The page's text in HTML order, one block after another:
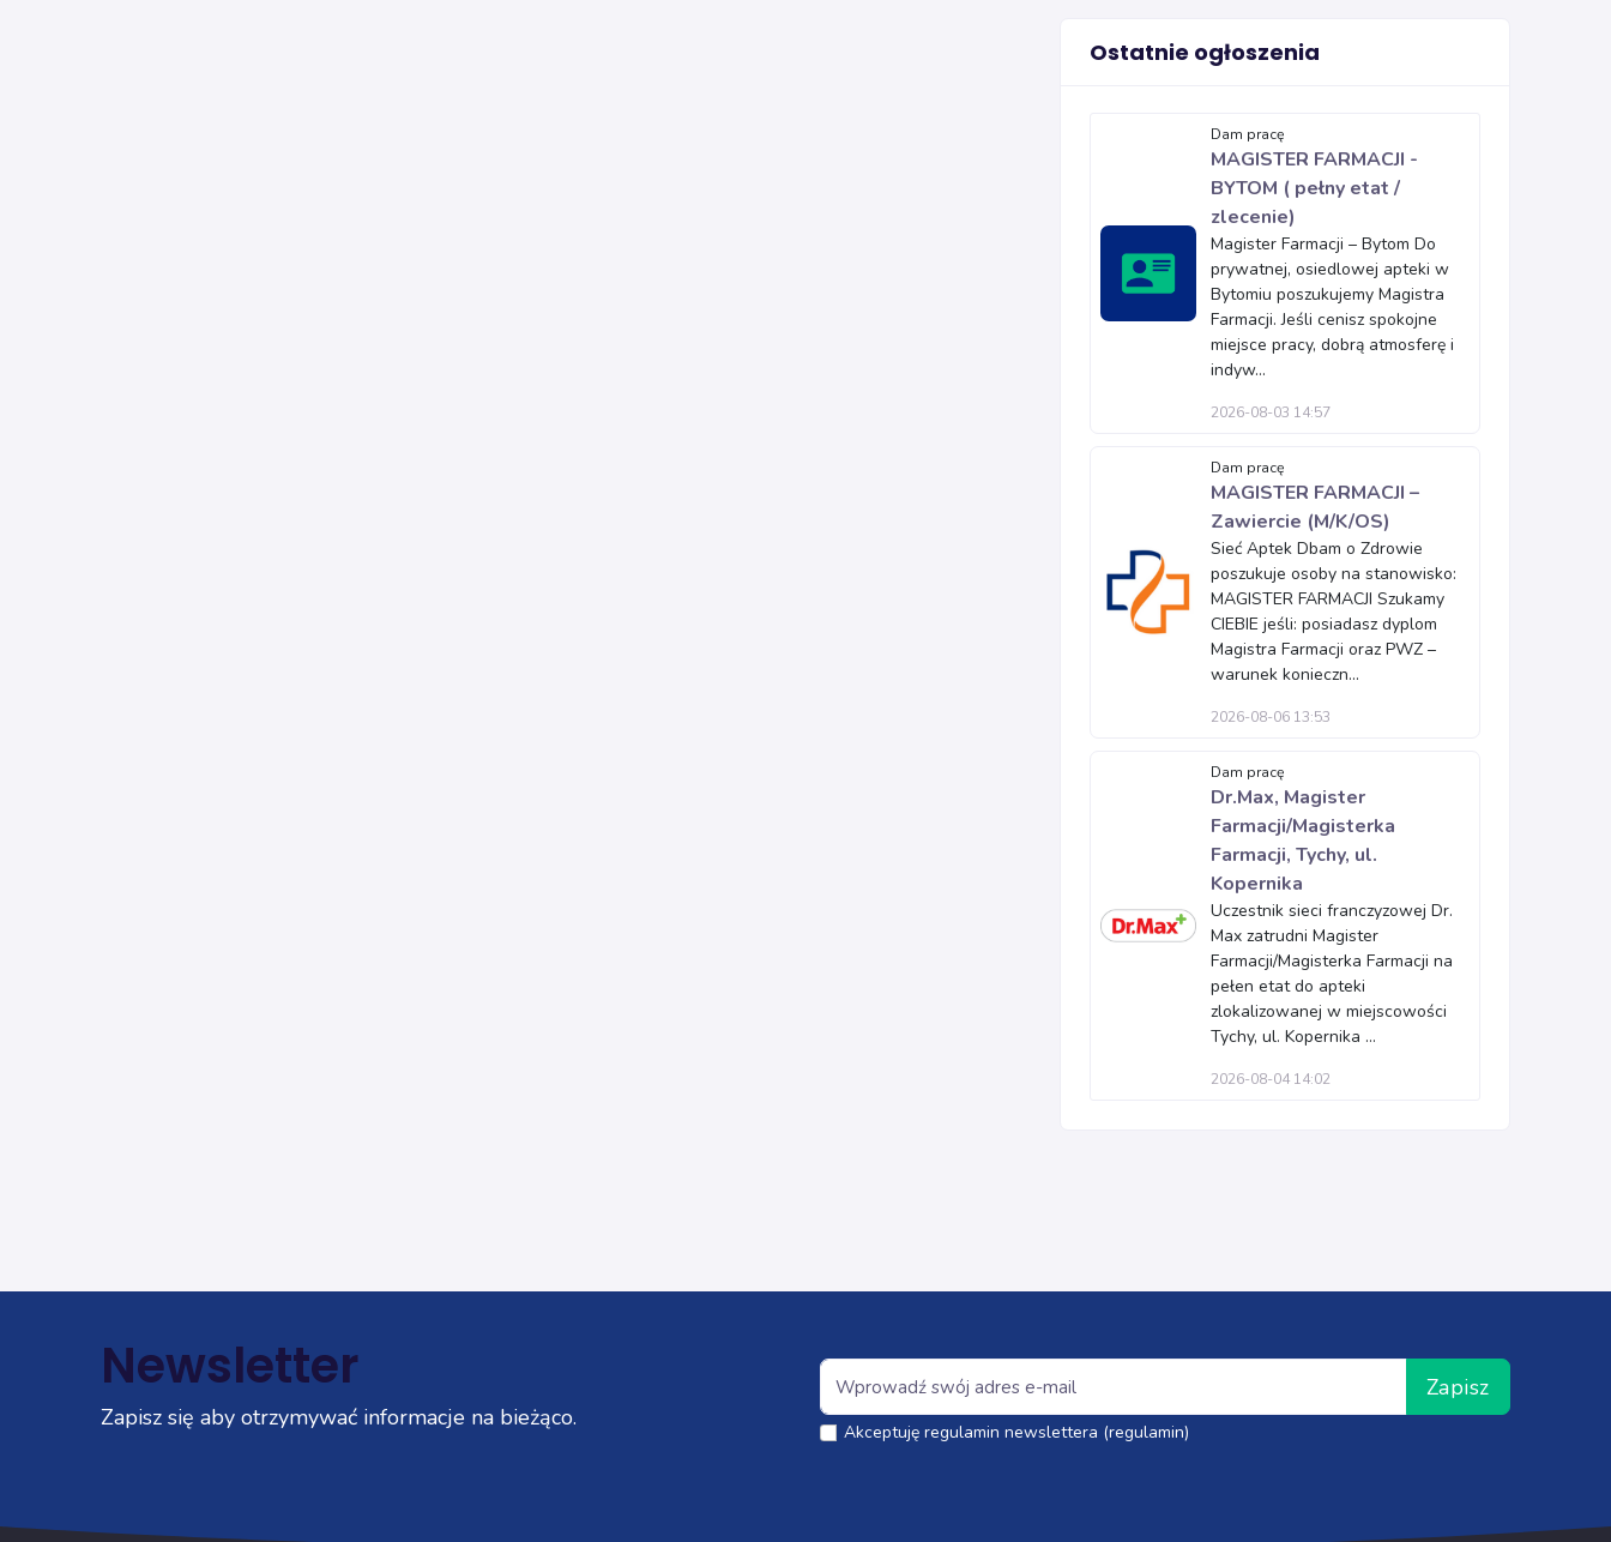
Ostatnie ogłoszenia
Dam pracę
MAGISTER FARMACJI -
BYTOM ( pełny etat /
zlecenie)
Magister Farmacji – Bytom Do
prywatnej, osiedlowej apteki w
Bytomiu poszukujemy Magistra
Farmacji. Jeśli cenisz spokojne
miejsce pracy, dobrą atmosferę i
indyw...
2026-08-03 14:57
Dam pracę
MAGISTER FARMACJI –
Zawiercie (M/K/OS)
Sieć Aptek Dbam o Zdrowie
poszukuje osoby na stanowisko:
MAGISTER FARMACJI Szukamy
CIEBIE jeśli: posiadasz dyplom
Magistra Farmacji oraz PWZ –
warunek konieczn...
2026-08-06 13:53
Dam pracę
Dr.Max, Magister
Farmacji/Magisterka
Farmacji, Tychy, ul.
Kopernika
Uczestnik sieci franczyzowej Dr.
Max zatrudni Magister
Farmacji/Magisterka Farmacji na
pełen etat do apteki
zlokalizowanej w miejscowości
Tychy, ul. Kopernika ...
2026-08-04 14:02
Newsletter
Zapisz się aby otrzymywać informacje na bieżąco.
Zapisz
Akceptuję regulamin newslettera (regulamin)